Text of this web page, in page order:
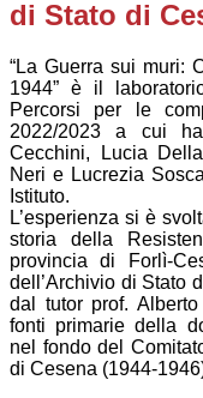
di Stato di
“La Guerra sui muri:
1944” è il
Percorsi per le
2022/2023 a cui
Cecchini, Lucia
Neri e Lucrezia
Istituto.
L’esperienza si è
storia della
provincia di Forlì-
dell’Archivio di Stato
dal tutor prof.
fonti primarie della
nel fondo del
di Cesena (1944-